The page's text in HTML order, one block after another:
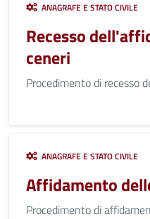
ANAGRAFE E STATO CIVILE
Recesso
ceneri
Procedimento di recesso
ANAGRAFE E STATO CIVILE
Affidamento
Procedimento di